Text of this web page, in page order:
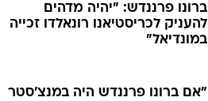
ברונו פרננדש: "יהיה מדהים
להעניק לכריסטיאנו רונאלדו זכייה
במונדיאל"
"אם ברונו פרננדש היה במנצ'סטר